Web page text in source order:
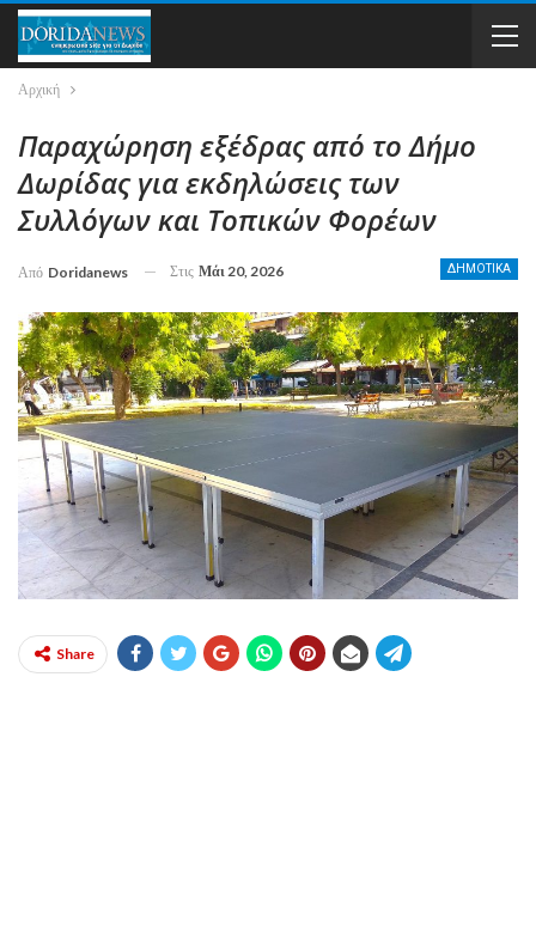
Αρχική
Παραχώρηση εξέδρας από το Δήμο
Δωρίδας για εκδηλώσεις των
Συλλόγων και Τοπικών Φορέων
ΔΗΜΟΤΙΚΑ
Από Doridanews Στις Μάι 20, 2026
Share